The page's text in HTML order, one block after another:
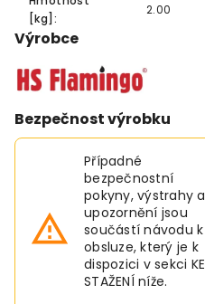
[kg]:
2.00
Výrobce
Bezpečnost výrobku
Případné
bezpečnostní
pokyny, výstrahy a
upozornění jsou
součástí návodu k
obsluze, který je k
dispozici v sekci KE
STAŽENÍ níže.